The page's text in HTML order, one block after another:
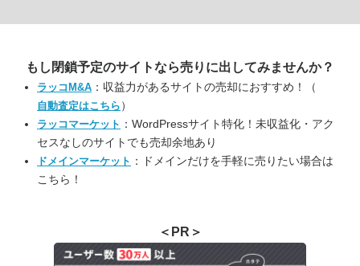
もし閉鎖予定のサイトなら売りに出してみませんか？
ラッコM&A ：収益力があるサイトの売却におすすめ！（
自動査定はこちら ）
ラッコマーケット ：WordPressサイト特化！未収益化・アク
セスなしのサイトでも売却余地あり
ドメインマーケット ：ドメインだけを手軽に売りたい場合は
こちら！
＜PR＞